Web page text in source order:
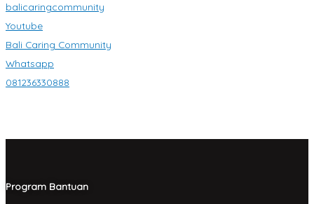
balicaringcommunity
Youtube
Bali Caring Community
Whatsapp
081236330888
Program Bantuan